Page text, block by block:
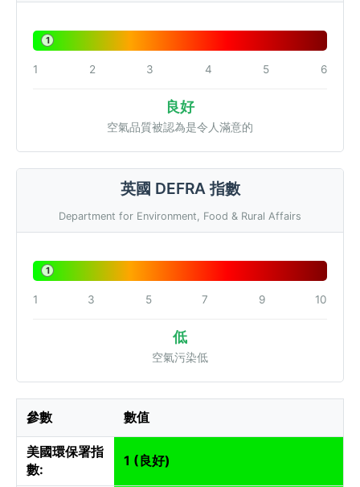
1
1 2 3 4 5 6
良好
空氣品質被認為是令人滿意的
英國 DEFRA 指數
Department for Environment, Food & Rural Affairs
1
1 3 5 7 9 10
低
空氣污染低
參數 數值
美國環保署指
數:
1 (良好)